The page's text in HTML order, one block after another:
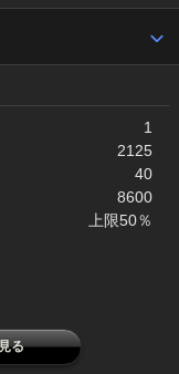
1
2125
40
8600
上限50％
る